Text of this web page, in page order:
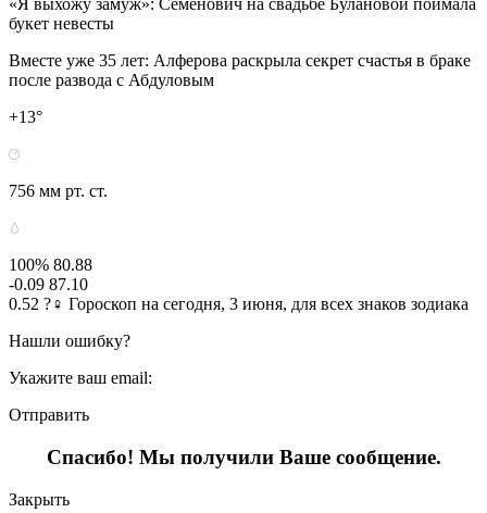
«Я выхожу замуж»: Семенович на свадьбе Булановой поймала
букет невесты
Вместе уже 35 лет: Алферова раскрыла секрет счастья в браке
после развода с Абдуловым
+13°
756 мм рт. ст.
100% 80.88
-0.09 87.10
0.52 ?‍♀ Гороскоп на сегодня, 3 июня, для всех знаков зодиака
Нашли ошибку?
Укажите ваш email:
Отправить
Спасибо! Мы получили Ваше сообщение.
Закрыть